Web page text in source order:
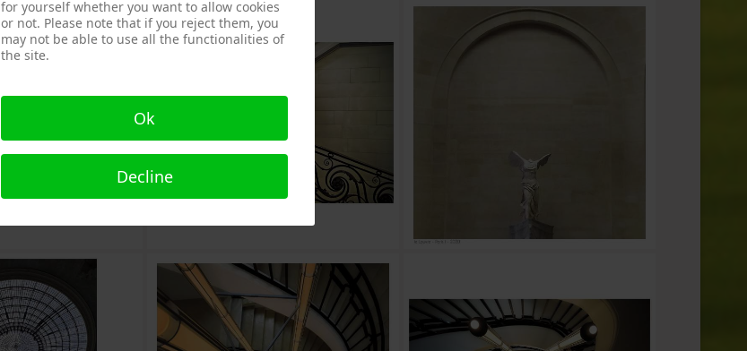
for yourself whether you want to allow cookies
or not. Please note that if you reject them, you
may not be able to use all the functionalities of
the site.
Ok
Decline